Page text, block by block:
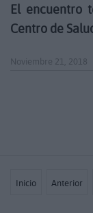
El encuentro
Centro de
Noviembre 21, 2018
Inicio Anterior